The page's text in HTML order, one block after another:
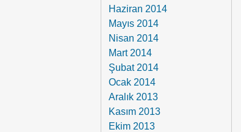
Haziran 2014
Mayıs 2014
Nisan 2014
Mart 2014
Şubat 2014
Ocak 2014
Aralık 2013
Kasım 2013
Ekim 2013